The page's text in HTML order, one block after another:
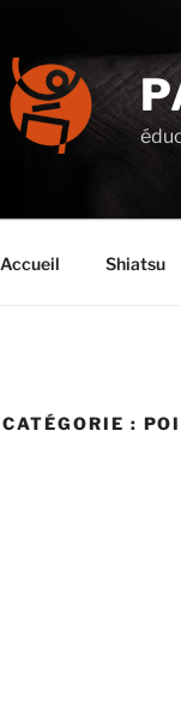
Accueil Shiatsu
CATÉGORIE :